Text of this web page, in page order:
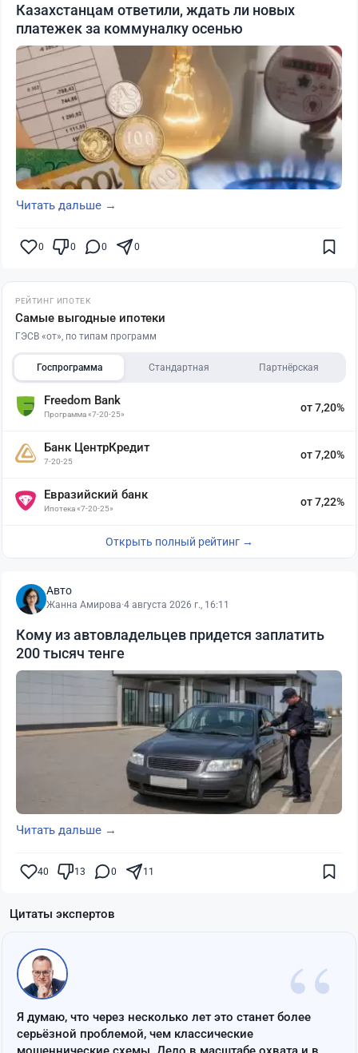
Казахстанцам ответили, ждать ли новых
платежек за коммуналку осенью
Читать дальше →
0 0 0 0
РЕЙТИНГ ИПОТЕК
Самые выгодные ипотеки
ГЭСВ «от», по типам программ
Госпрограмма Стандартная Партнёрская
Freedom Bank
Программа «7-20-25»
от 7,20%
Банк ЦентрКредит
7-20-25
от 7,20%
Евразийский банк
Ипотека «7-20-25»
от 7,22%
Открыть полный рейтинг →
Авто
Жанна Амирова·4 августа 2026 г., 16:11
Кому из автовладельцев придется заплатить
200 тысяч тенге
Читать дальше →
40 13 0 11
Цитаты экспертов
“
Я думаю, что через несколько лет это станет более
серьёзной проблемой, чем классические